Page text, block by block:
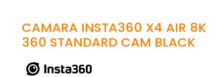
CAMARA INSTA360 X4 AIR 8K
360 STANDARD CAM BLACK